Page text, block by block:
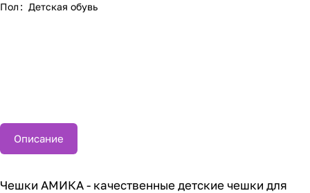
Пол : Детская обувь
Описание
Чешки АМИКА - качественные детские чешки для